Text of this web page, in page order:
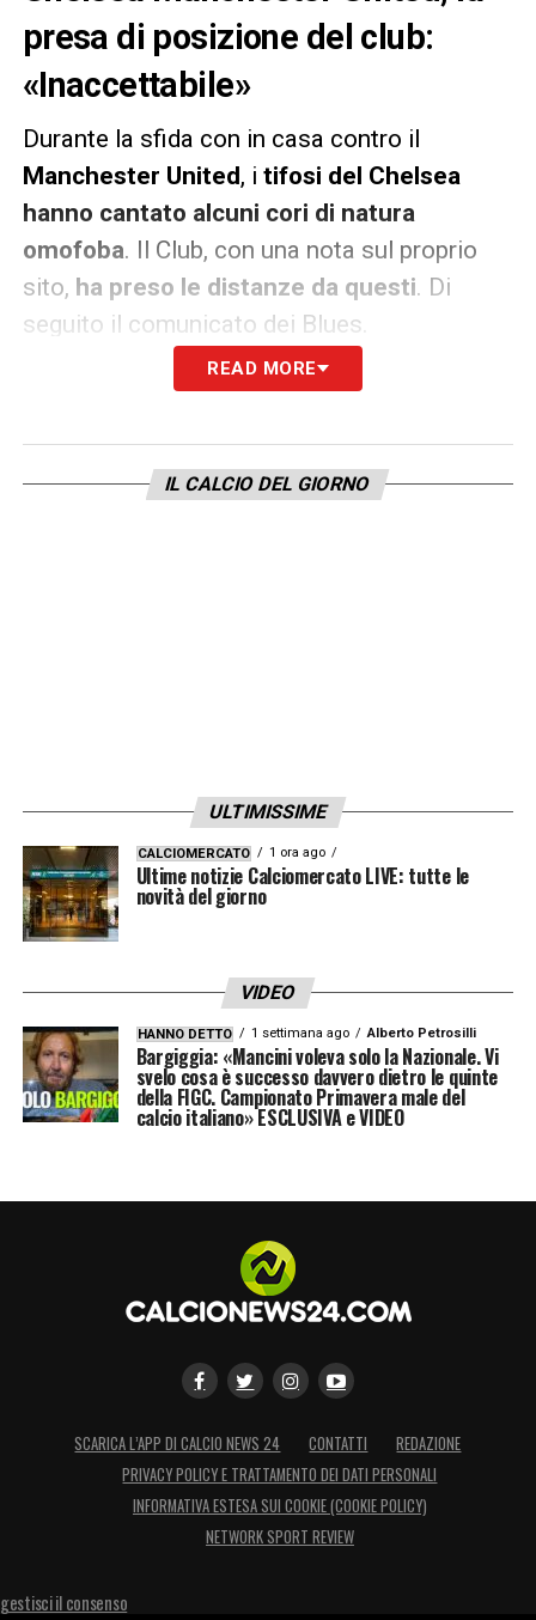
presa di posizione del club:
«Inaccettabile»
Durante la sfida con in casa contro il
Manchester United, i tifosi del Chelsea
hanno cantato alcuni cori di natura
omofoba. Il Club, con una nota sul proprio
sito, ha preso le distanze da questi. Di
seguito il comunicato dei Blues.
Il Chelsea Football Club ritiene che tutte le
il linguaggio usato da alcuni individui oggi a
LA PLAYLIST DELLE NOSTRE TOP NEWS
READ MORE
IL CALCIO DEL GIORNO
ULTIMISSIME
CALCIOMERCATO 1 ora ago
Ultime notizie Calciomercato LIVE: tutte le
novità del giorno
VIDEO
HANNO DETTO 1 settimana ago Alberto Petrosilli
Bargiggia: «Mancini voleva solo la Nazionale. Vi
svelo cosa è successo davvero dietro le quinte
della FIGC. Campionato Primavera male del
calcio italiano» ESCLUSIVA e VIDEO
SCARICA L’APP DI CALCIO NEWS 24 CONTATTI
REDAZIONE
PRIVACY POLICY E TRATTAMENTO DEI DATI PERSONALI
INFORMATIVA ESTESA SUI COOKIE (COOKIE POLICY)
NETWORK SPORT REVIEW
gestisci il consenso